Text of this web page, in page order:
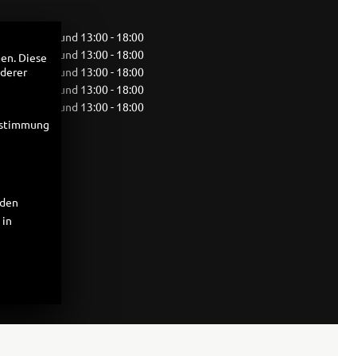
09:00 - 12:00 und 13:00 - 18:00
- 12:00 und 13:00 - 18:00
- 12:00 und 13:00 - 18:00
09:00 - 12:00 und 13:00 - 18:00
09:00 - 12:00 und 13:00 - 18:00
- 13:00
Diese